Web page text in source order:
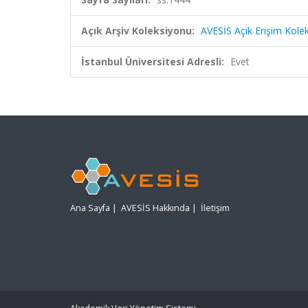
Açık Arşiv Koleksiyonu: AVESİS Açık Erişim
İstanbul Üniversitesi Adresli: Evet
Ana Sayfa | AVESİS Hakkında | İletişim